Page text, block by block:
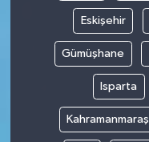
Eskişehir
Gümüşhane
Isparta
Kahramanmaraş